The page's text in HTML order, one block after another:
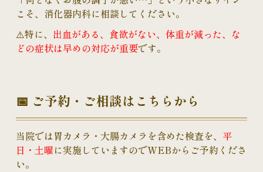
こそ、消化器内科に相談してください。
⚠️特に、 出血がある、食欲がない、体重が減った、な
どの症状は早めの対応が重要です。
📅 ご予約・ご相談はこちらから
当院では胃カメラ・大腸カメラを含めた検査を、 平
日・土曜に実施していますのでWEBからご予約くださ
い。